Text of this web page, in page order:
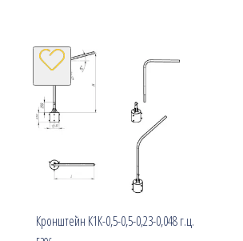
Кронштейн К1К-0,5-0,5-0,23-0,048 г.ц.